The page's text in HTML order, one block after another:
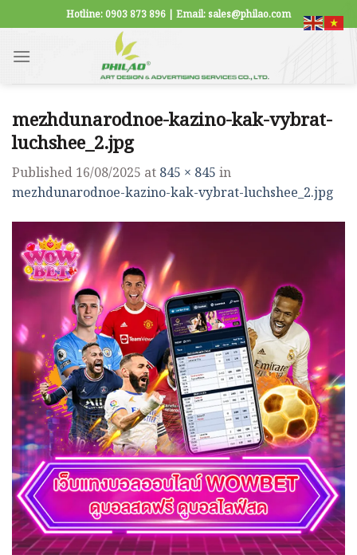
to
content
Hotline: 0903 873 896 | Email: sales@philao.com
mezhdunarodnoe-kazino-kak-vybrat-
luchshee_2.jpg
Published 16/08/2025 at 845 × 845 in
mezhdunarodnoe-kazino-kak-vybrat-luchshee_2.jpg